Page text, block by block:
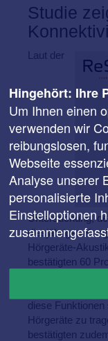
Studie
Laut der
Untersuchung,
diesjährigen
Hörgeräte-
bestätigten 60
Hörgeräteträger
diese
Hörgeräte zu
bestätigten
Hingehört: Ihre
Um Ihnen einen
verwenden wir
reibungslosen,
Webseite
Analyse unserer
personalisierte
Einstelloptionen